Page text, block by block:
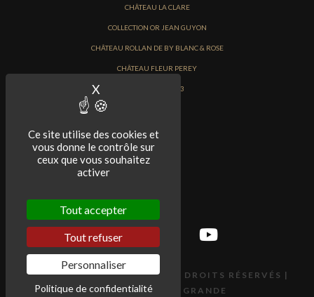
Ce site utilise des cookies et
vous donne le contrôle sur
ceux que vous souhaitez
activer
Tout accepter
Tout refuser
Personnaliser
Politique de confidentialité
X Masquer le bandeau des cookies
CHÂTEAU LA CLARE
COLLECTION OR JEAN GUYON
CHÂTEAU ROLLAN DE BY BLANC & ROSE
CHÂTEAU FLEUR PEREY
PRIMEURS 2023
© 2018 ROLLAN DE BY | TOUS DROITS RÉSERVÉS |
POWERED BY RIO GRANDE